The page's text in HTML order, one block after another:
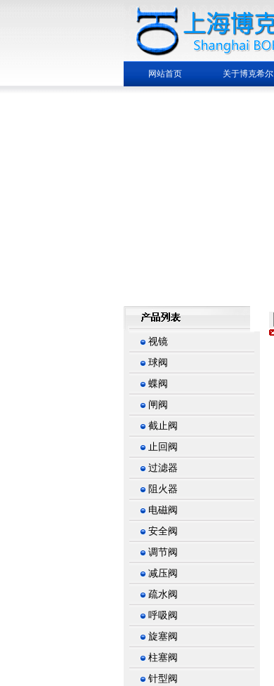
网站首页 关于博克希尔
视镜
球阀
蝶阀
闸阀
截止阀
止回阀
过滤器
阻火器
电磁阀
安全阀
调节阀
减压阀
疏水阀
呼吸阀
旋塞阀
柱塞阀
针型阀